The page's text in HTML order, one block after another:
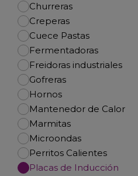
Churreras
Creperas
Cuece Pastas
Fermentadoras
Freidoras industriales
Gofreras
Hornos
Mantenedor de Calor
Marmitas
Microondas
Perritos Calientes
Placas de Inducción